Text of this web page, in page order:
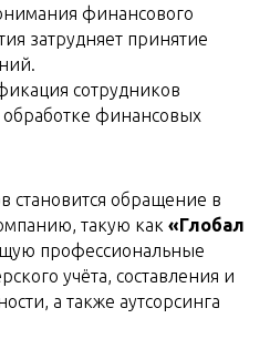
финансового
затрудняет принятие
сотрудников
финансовых
становится обращение в
такую как «Глобал
профессиональные
учёта, составления и
а также аутсорсинга